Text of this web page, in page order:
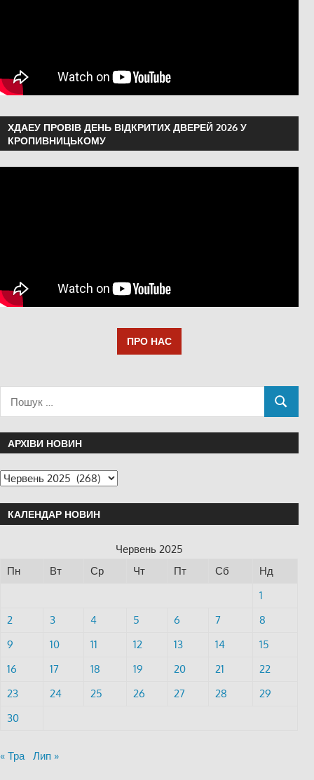
ХДАЕУ ПРОВІВ ДЕНЬ ВІДКРИТИХ ДВЕРЕЙ 2026 У
КРОПИВНИЦЬКОМУ
ПРО НАС
АРХІВИ НОВИН
КАЛЕНДАР НОВИН
Червень 2025
Пн
Вт Ср Чт Пт Сб
Нд
1
2
3 4 5 6 7
8
9
10 11 12 13 14
15
16
17 18 19 20 21
22
23
24 25 26 27 28
29
30
« Тра Лип »